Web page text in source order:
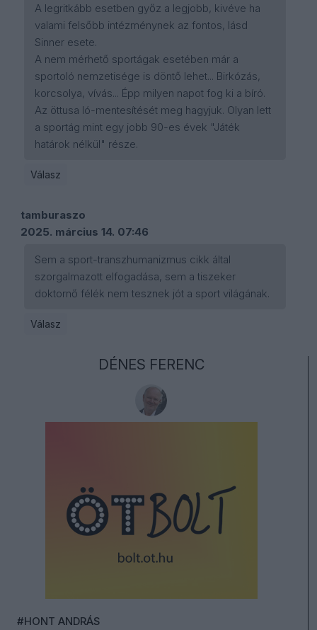
A legritkább esetben győz a legjobb, kivéve ha
valami felsőbb intézménynek az fontos, lásd
Sinner esete.
A nem mérhető sportágak esetében már a
sportoló nemzetisége is döntő lehet... Birkózás,
korcsolya, vívás... Épp milyen napot fog ki a bíró.
Az öttusa ló-mentesítését meg hagyjuk. Olyan lett
a sportág mint egy jobb 90-es évek "Játék
határok nélkül" része.
Válasz
tamburaszo
2025. március 14. 07:46
Sem a sport-transzhumanizmus cikk által
szorgalmazott elfogadása, sem a tiszeker
doktornő félék nem tesznek jót a sport világának.
Válasz
DÉNES FERENC
#HONT ANDRÁS